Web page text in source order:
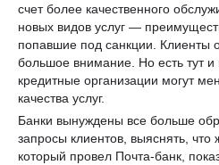
счет более качественного
новых видов услуг —
попавшие под санкции. Клиенты
большое внимание. Но есть тут и
кредитные организации могут
качества услуг.
Банки вынуждены все больше
запросы клиентов, выяснять,
который провел Почта-банк,